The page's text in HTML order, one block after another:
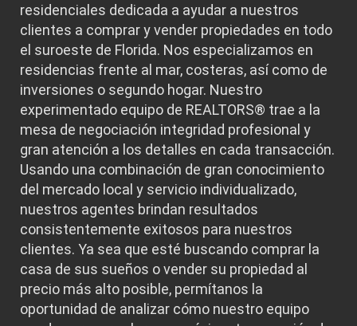
residenciales dedicada a ayudar a nuestros
clientes a comprar y vender propiedades en todo
el suroeste de Florida. Nos especializamos en
residencias frente al mar, costeras, así como de
inversiones o segundo hogar. Nuestro
experimentado equipo de REALTORS® trae a la
mesa de negociación integridad profesional y
gran atención a los detalles en cada transacción.
Usando una combinación de gran conocimiento
del mercado local y servicio individualizado,
nuestros agentes brindan resultados
consistentemente exitosos para nuestros
clientes. Ya sea que esté buscando comprar la
casa de sus sueños o vender su propiedad al
precio más alto posible, permítanos la
oportunidad de analizar cómo nuestro equipo